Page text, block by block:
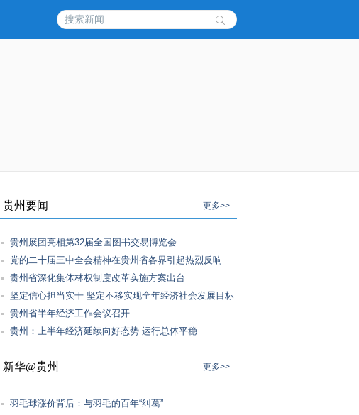
贵州要闻 更多>>
贵州展团亮相第32届全国图书交易博览会
党的二十届三中全会精神在贵州省各界引起热烈反响
贵州省深化集体林权制度改革实施方案出台
坚定信心担当实干 坚定不移实现全年经济社会发展目标
贵州省半年经济工作会议召开
贵州：上半年经济延续向好态势 运行总体平稳
新华@贵州 更多>>
羽毛球涨价背后：与羽毛的百年“纠葛”